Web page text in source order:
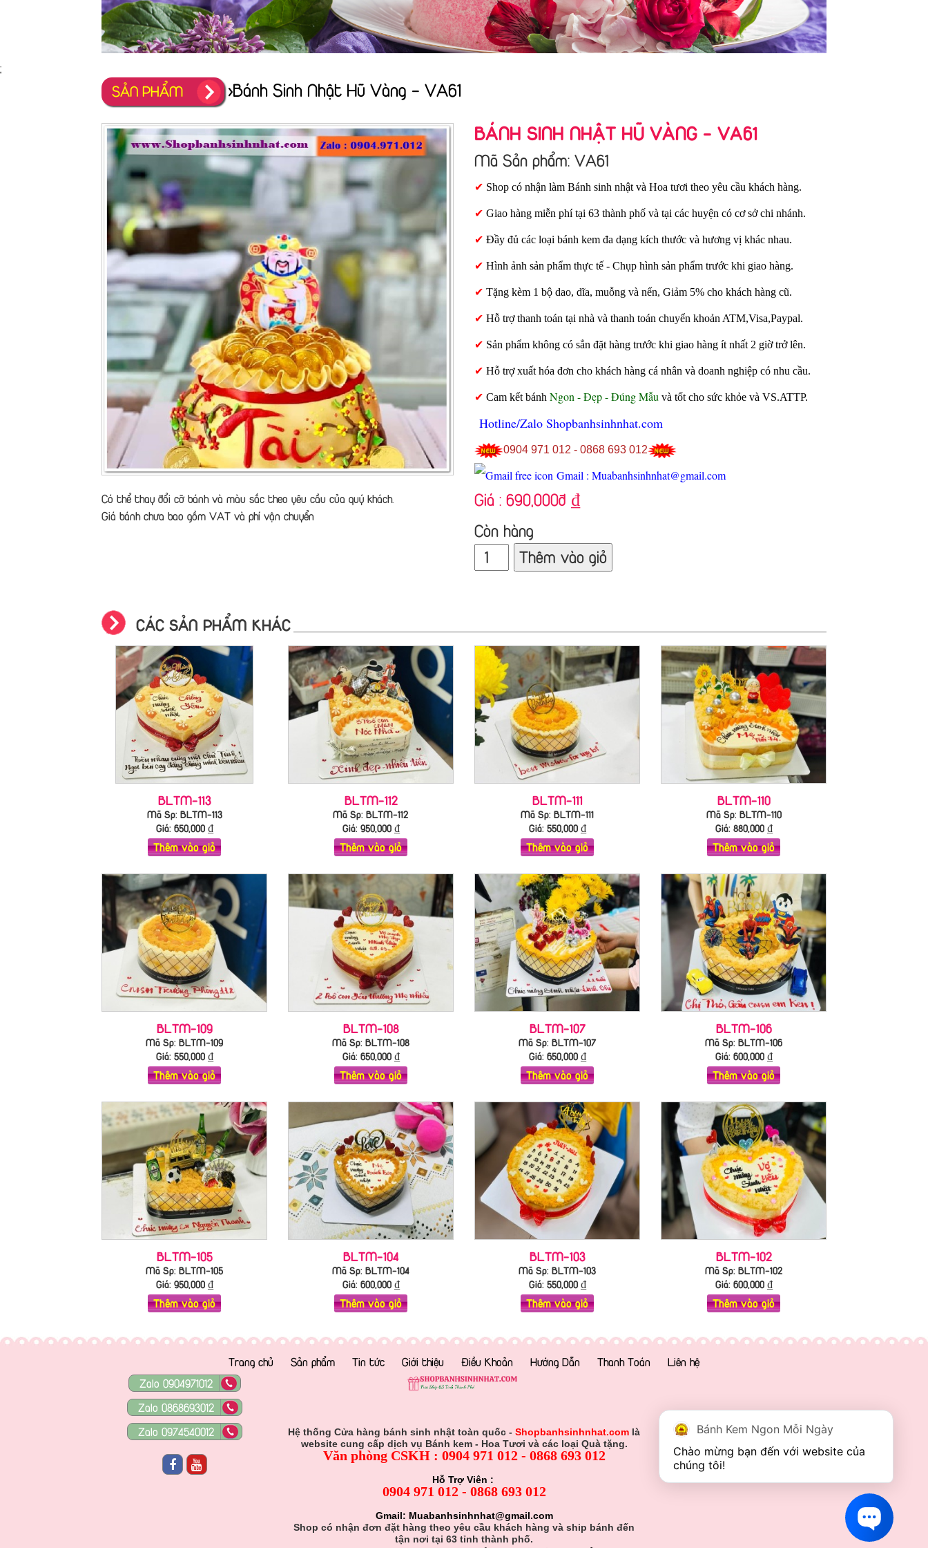
;
SẢN PHẨM >Bánh Sinh Nhật Hũ Vàng - VA61
Có thể thay đổi cỡ bánh và màu sắc theo yêu cầu của quý khách.
Giá bánh chưa bao gồm VAT và phí vận chuyển
BÁNH SINH NHẬT HŨ VÀNG - VA61
Mã Sản phẩm: VA61
✔ Shop có nhận làm Bánh sinh nhật và Hoa tươi theo yêu cầu khách hàng.
✔ Giao hàng miễn phí tại 63 thành phố và tại các huyện có cơ sở chi nhánh.
✔ Đầy đủ các loại bánh kem đa dạng kích thước và hương vị khác nhau.
✔ Hình ảnh sản phẩm thực tế - Chụp hình sản phẩm trước khi giao hàng.
✔ Tặng kèm 1 bộ dao, dĩa, muỗng và nến, Giảm 5% cho khách hàng cũ.
✔ Hỗ trợ thanh toán tại nhà và thanh toán chuyển khoản ATM,Visa,Paypal.
✔ Sản phẩm không có sẳn đặt hàng trước khi giao hàng ít nhất 2 giờ trở lên.
✔ Hỗ trợ xuất hóa đơn cho khách hàng cá nhân và doanh nghiệp có nhu cầu.
✔ Cam kết bánh Ngon - Đẹp - Đúng Mẫu và tốt cho sức khỏe và VS.ATTP.
Hotline/Zalo Shopbanhsinhnhat.com
0904 971 012 - 0868 693 012
Gmail : Muabanhsinhnhat@gmail.com
Giá : 690,000đ ₫
Còn hàng
Thêm vào giỏ
CÁC SẢN PHẨM KHÁC
BLTM-113
Mã Sp: BLTM-113
Giá: 650,000₫
Thêm vào giỏ
BLTM-112
Mã Sp: BLTM-112
Giá: 950,000₫
Thêm vào giỏ
BLTM-111
Mã Sp: BLTM-111
Giá: 550,000₫
Thêm vào giỏ
BLTM-110
Mã Sp: BLTM-110
Giá: 880,000₫
Thêm vào giỏ
BLTM-109
Mã Sp: BLTM-109
Giá: 550,000₫
Thêm vào giỏ
BLTM-108
Mã Sp: BLTM-108
Giá: 650,000₫
Thêm vào giỏ
BLTM-107
Mã Sp: BLTM-107
Giá: 650,000₫
Thêm vào giỏ
BLTM-106
Mã Sp: BLTM-106
Giá: 600,000₫
Thêm vào giỏ
BLTM-105
Mã Sp: BLTM-105
Giá: 950,000₫
Thêm vào giỏ
BLTM-104
Mã Sp: BLTM-104
Giá: 600,000₫
Thêm vào giỏ
BLTM-103
Mã Sp: BLTM-103
Giá: 550,000₫
Thêm vào giỏ
BLTM-102
Mã Sp: BLTM-102
Giá: 600,000₫
Thêm vào giỏ
Trang chủ Sản phẩm Tin tức Giới thiệu Điều Khoản Hướng Dẫn Thanh Toán
Liên hệ
Zalo 0904971012
Zalo 0868693012
Zalo 0974540012
Hệ thống Cửa hàng bánh sinh nhật toàn quốc - Shopbanhsinhnhat.com là
website cung cấp dịch vụ Bánh kem - Hoa Tươi và các loại Quà tặng.
Văn phòng CSKH : 0904 971 012 - 0868 693 012
Hỗ Trợ Viên :
0904 971 012 - 0868 693 012
Gmail: Muabanhsinhnhat@gmail.com
Shop có nhận đơn đặt hàng theo yêu cầu khách hàng và ship bánh đến
tận nơi tại 63 tỉnh thành phố.
Bánh Kem Ngon Mỗi Ngày
Chào mừng bạn đến với website của
chúng tôi!